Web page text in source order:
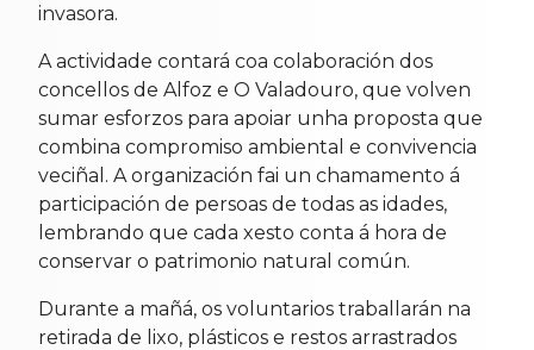
invasora.
A actividade contará coa colaboración dos
concellos de Alfoz e O Valadouro, que volven
sumar esforzos para apoiar unha proposta que
combina compromiso ambiental e convivencia
veciñal. A organización fai un chamamento á
participación de persoas de todas as idades,
lembrando que cada xesto conta á hora de
conservar o patrimonio natural común.
Durante a mañá, os voluntarios traballarán na
retirada de lixo, plásticos e restos arrastrados